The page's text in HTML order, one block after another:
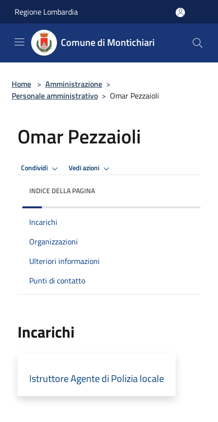
Regione Lombardia
Comune di Montichiari
Home > Amministrazione >
Personale amministrativo > Omar Pezzaioli
Omar Pezzaioli
Condividi Vedi azioni
INDICE DELLA PAGINA
Incarichi
Organizzazioni
Ulteriori informazioni
Punti di contatto
Incarichi
Istruttore Agente di Polizia locale